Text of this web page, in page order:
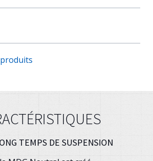
TEMPS DE SUSPENSION